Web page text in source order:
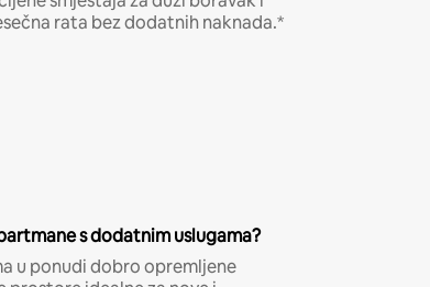
rata bez dodatnih naknada.*
s dodatnim uslugama?
u ponudi dobro opremljene